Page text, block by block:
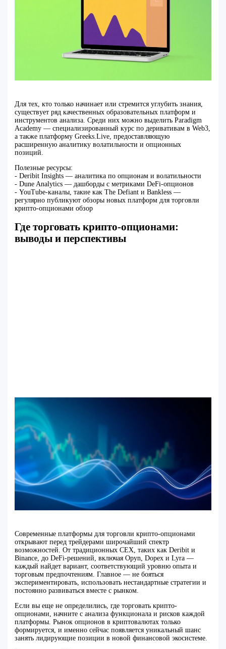
Для тех, кто только начинает или стремится углубить знания,
существует ряд качественных образовательных платформ и
инструментов анализа. Среди них можно выделить Paradigm
Academy — специализированный курс по деривативам в Web3,
а также платформу Greeks.Live, предоставляющую
расширенную аналитику волатильности и опционных
позиций.
Полезные ресурсы:
- Deribit Insights — аналитика по опционам и волатильности
- Dune Analytics — дашборды с метриками DeFi-опционов
- YouTube-каналы, такие как The Defiant и Bankless —
регулярно публикуют обзоры новых платформ для торговли
крипто-опционами обзор
Где торговать крипто-опционами:
выводы и перспективы
Современные платформы для торговли крипто-опционами
открывают перед трейдерами широчайший спектр
возможностей. От традиционных CEX, таких как Deribit и
Binance, до DeFi-решений, включая Opyn, Dopex и Lyra —
каждый найдет вариант, соответствующий уровню опыта и
торговым предпочтениям. Главное — не бояться
экспериментировать, использовать нестандартные стратегии и
постоянно развиваться вместе с рынком.
Если вы еще не определились, где торговать крипто-
опционами, начните с анализа функционала и рисков каждой
платформы. Рынок опционов в криптовалютах только
формируется, и именно сейчас появляется уникальный шанс
занять лидирующие позиции в новой финансовой экосистеме.